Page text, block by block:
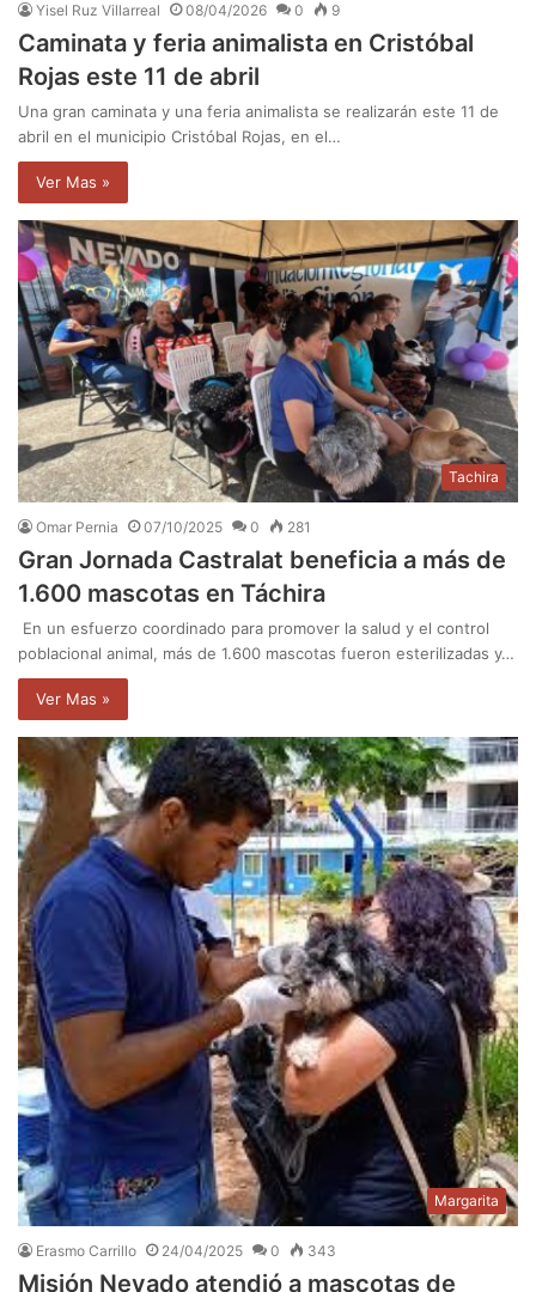
Yisel Ruz Villarreal 08/04/2026 0 9
Caminata y feria animalista en Cristóbal
Rojas este 11 de abril
Una gran caminata y una feria animalista se realizarán este 11 de
abril en el municipio Cristóbal Rojas, en el…
Ver Mas »
Tachira
Omar Pernia 07/10/2025 0 281
Gran Jornada Castralat beneficia a más de
1.600 mascotas en Táchira
En un esfuerzo coordinado para promover la salud y el control
poblacional animal, más de 1.600 mascotas fueron esterilizadas y…
Ver Mas »
Margarita
Erasmo Carrillo 24/04/2025 0 343
Misión Nevado atendió a mascotas de